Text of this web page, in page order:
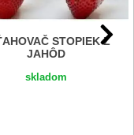
STOPIEK Z
JAHÔD
skladom